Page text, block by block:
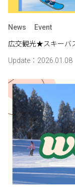
News Event
広交観光★スキーバ
Update：2026.01.08